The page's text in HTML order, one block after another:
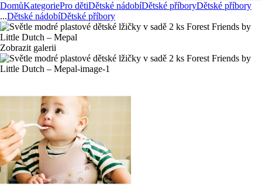
DomůKategoriePro dětiDětské nádobíDětské příboryDětské příbory
...Dětské nádobíDětské příbory
Zobrazit galerii